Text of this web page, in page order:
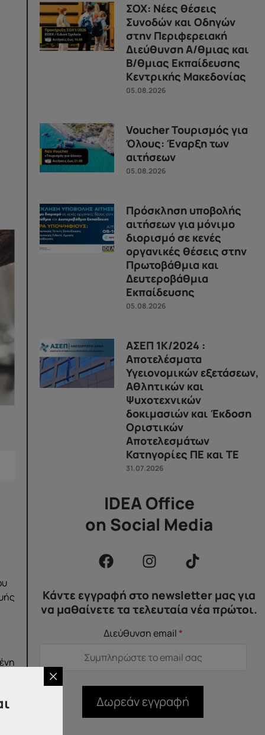
ΣΟΧ: Νέες θέσεις
Συνοδών και Οδηγών
στην Περιφερειακή
Διεύθυνση Α/θμιας και
Β/θμιας Εκπαίδευσης
Κεντρικής Μακεδονίας
05.08.2026
Voucher Τουρισμός για
Όλους: Έναρξη των
αιτήσεων
05.08.2026
Πρόσκληση υποβολής
αιτήσεων για μόνιμο
διορισμό σε κενές
οργανικές θέσεις στην
Πρωτοβάθμια και
Δευτεροβάθμια
Εκπαίδευσης
05.08.2026
ΑΣΕΠ 1Κ/2024 :
Αποτελέσματα
Υγειονομικών εξετάσεων,
Αθλητικών και
Ψυχοτεχνικών
δοκιμασιών και Έκδοση
Οριστικών
Αποτελεσμάτων
Κατηγορίες ΠΕ και ΤΕ
31.07.2026
IDEA Office
on Social Media
Κάντε εγγραφή στο newsletter μας για
να μαθαίνετε τα τελευταία νέα πρώτοι.
Διεύθυνση email*
Δωρεάν εγγραφή